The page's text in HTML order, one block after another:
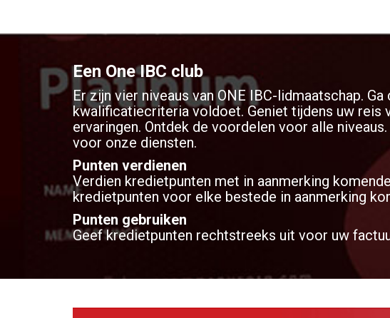
Een One IBC club
Er zijn vier niveaus van ONE IBC-lidmaatschap.
kwalificatiecriteria voldoet. Geniet tijdens uw reis
ervaringen. Ontdek de voordelen voor alle
voor onze diensten.
Punten verdienen
Verdien kredietpunten met in aanmerking
kredietpunten voor elke bestede in aanmerking
Punten gebruiken
Geef kredietpunten rechtstreeks uit voor uw